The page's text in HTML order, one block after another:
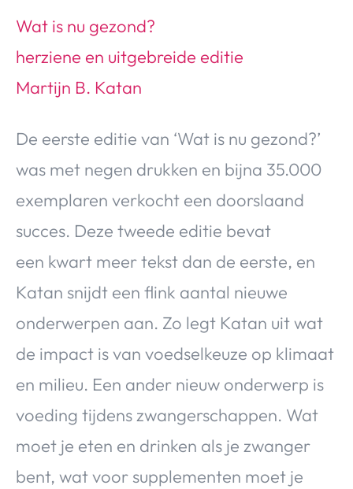
Wat is nu gezond?
herziene en uitgebreide editie
Martijn B. Katan
De eerste editie van ‘Wat is nu gezond?’
was met negen drukken en bijna 35.000
exemplaren verkocht een doorslaand
succes. Deze tweede editie bevat
een kwart meer tekst dan de eerste, en
Katan snijdt een flink aantal nieuwe
onderwerpen aan. Zo legt Katan uit wat
de impact is van voedselkeuze op klimaat
en milieu. Een ander nieuw onderwerp is
voeding tijdens zwangerschappen. Wat
moet je eten en drinken als je zwanger
bent, wat voor supplementen moet je